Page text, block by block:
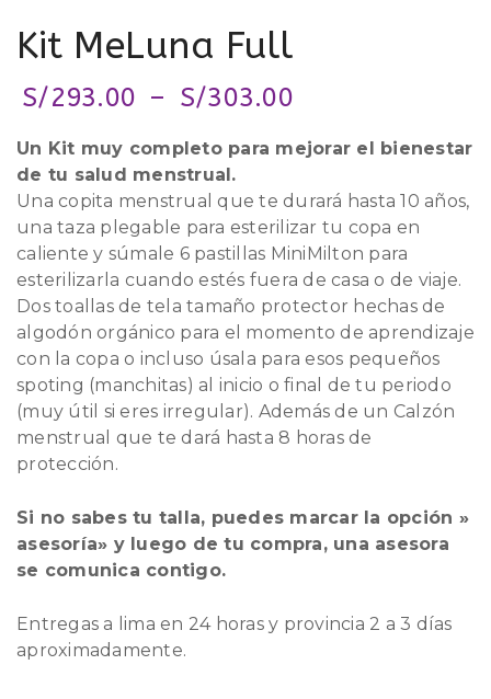
Kit MeLuna Full
S/293.00 – S/303.00
Un Kit muy completo para mejorar el bienestar
de tu salud menstrual.
Una copita menstrual que te durará hasta 10 años,
una taza plegable para esterilizar tu copa en
caliente y súmale 6 pastillas MiniMilton para
esterilizarla cuando estés fuera de casa o de viaje.
Dos toallas de tela tamaño protector hechas de
algodón orgánico para el momento de aprendizaje
con la copa o incluso úsala para esos pequeños
spoting (manchitas) al inicio o final de tu periodo
(muy útil si eres irregular). Además de un Calzón
menstrual que te dará hasta 8 horas de
protección.
Si no sabes tu talla, puedes marcar la opción »
asesoría» y luego de tu compra, una asesora
se comunica contigo.
Entregas a lima en 24 horas y provincia 2 a 3 días
aproximadamente.